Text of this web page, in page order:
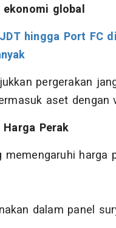
global
hingga Port FC
pergerakan
aset dengan
Perak
harga
dalam panel